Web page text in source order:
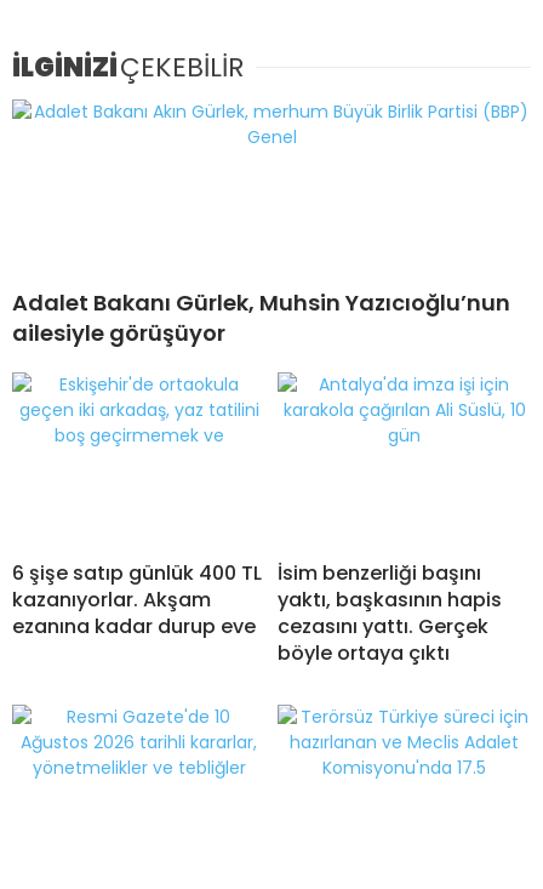
İLGİNİZİÇEKEBİLİR
Adalet Bakanı Gürlek, Muhsin Yazıcıoğlu’nun
ailesiyle görüşüyor
6 şişe satıp günlük 400 TL
kazanıyorlar. Akşam
ezanına kadar durup eve
İsim benzerliği başını
yaktı, başkasının hapis
cezasını yattı. Gerçek
böyle ortaya çıktı